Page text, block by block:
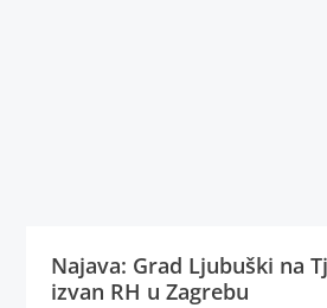
Najava: Grad Ljubuški na
izvan RH u Zagrebu